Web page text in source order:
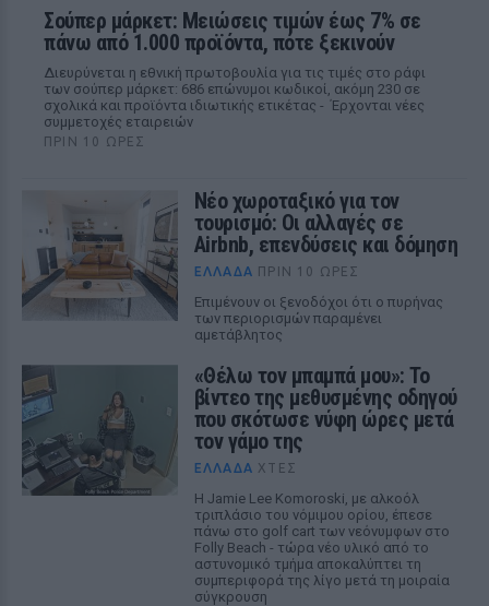
Σούπερ μάρκετ: Μειώσεις τιμών έως 7% σε
πάνω από 1.000 προϊόντα, πότε ξεκινούν
Διευρύνεται η εθνική πρωτοβουλία για τις τιμές στο ράφι
των σούπερ μάρκετ: 686 επώνυμοι κωδικοί, ακόμη 230 σε
σχολικά και προϊόντα ιδιωτικής ετικέτας - Έρχονται νέες
συμμετοχές εταιρειών
ΠΡΙΝ 10 ΏΡΕΣ
Νέο χωροταξικό για τον
τουρισμό: Οι αλλαγές σε
Airbnb, επενδύσεις και δόμηση
ΕΛΛΆΔΑ ΠΡΙΝ 10 ΏΡΕΣ
Επιμένουν οι ξενοδόχοι ότι ο πυρήνας
των περιορισμών παραμένει
αμετάβλητος
«Θέλω τον μπαμπά μου»: Το
βίντεο της μεθυσμένης οδηγού
που σκότωσε νύφη ώρες μετά
τον γάμο της
ΕΛΛΆΔΑ ΧΤΕΣ
Η Jamie Lee Komoroski, με αλκοόλ
τριπλάσιο του νόμιμου ορίου, έπεσε
πάνω στο golf cart των νεόνυμφων στο
Folly Beach - τώρα νέο υλικό από το
αστυνομικό τμήμα αποκαλύπτει τη
συμπεριφορά της λίγο μετά τη μοιραία
σύγκρουση